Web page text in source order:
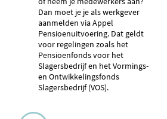
Dan moet je je als werkgever
aanmelden via Appel
Pensioenuitvoering. Dat geldt
voor regelingen zoals het
Pensioenfonds voor het
Slagersbedrijf en het Vormings-
en Ontwikkelingsfonds
Slagersbedrijf (VOS).